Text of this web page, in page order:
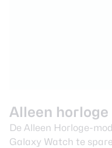
Alleen horloge
De Alleen Horloge-
Galaxy Watch te